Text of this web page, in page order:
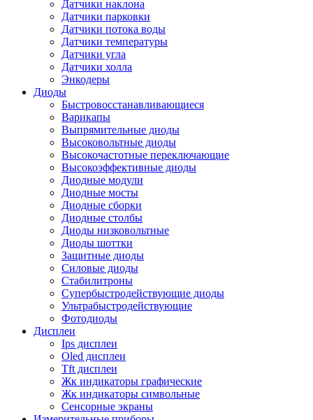
Датчики наклона
Датчики парковки
Датчики потока воды
Датчики температуры
Датчики угла
Датчики холла
Энкодеры
Диоды
Быстровосстанавливающиеся
Варикапы
Выпрямительные диоды
Высоковольтные диоды
Высокочастотные переключающие
Высокоэффективные диоды
Диодные модули
Диодные мосты
Диодные сборки
Диодные столбы
Диоды низковольтные
Диоды шоттки
Защитные диоды
Силовые диоды
Стабилитроны
Супербыстродействующие диоды
Ультрабыстродействующие
Фотодиоды
Дисплеи
Ips дисплеи
Oled дисплеи
Tft дисплеи
Жк индикаторы графические
Жк индикаторы символьные
Сенсорные экраны